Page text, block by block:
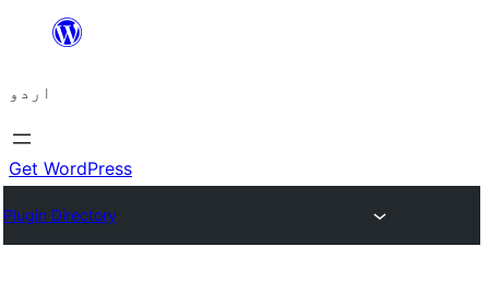
چھوڑیں
پر
جائیں
اردو
Get WordPress
Plugin Directory